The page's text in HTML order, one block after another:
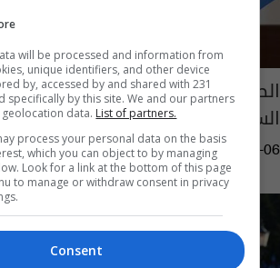
الصراع الروسي الأوكراني.. حديث
السلام
13:29 | 2022-11-06
will be processed and information from
unique identifiers, and other device
by, accessed by and shared with 231
specifically by this site. We and our partners
data. List of partners.
process your personal data on the basis
which you can object to by managing
Look for a link at the bottom of this page
to manage or withdraw consent in privacy
Consent